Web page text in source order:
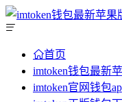
首页
imtoken钱包最新
imtoken官网钱包